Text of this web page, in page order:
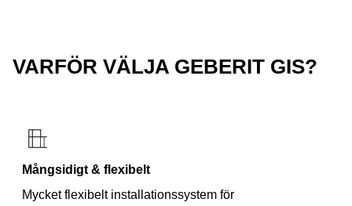
VARFÖR VÄLJA GEBERIT GIS?
Mångsidigt & flexibelt
Mycket flexibelt installationssystem för